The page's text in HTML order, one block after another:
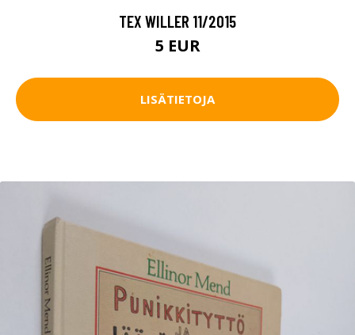
TEX WILLER 11/2015
5 EUR
LISÄTIETOJA